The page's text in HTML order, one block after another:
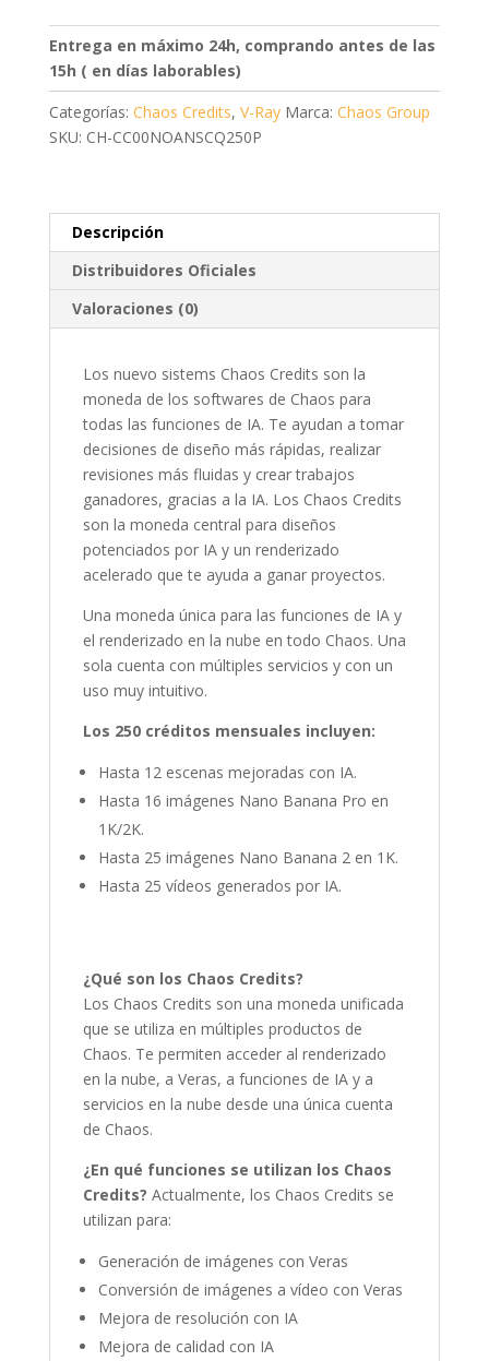
cantidad
Entrega en máximo 24h, comprando antes de las
15h ( en días laborables)
Categorías: Chaos Credits, V-Ray Marca: Chaos Group
SKU: CH-CC00NOANSCQ250P
Descripción
Distribuidores Oficiales
Valoraciones (0)
Los nuevo sistems Chaos Credits son la
moneda de los softwares de Chaos para
todas las funciones de IA. Te ayudan a tomar
decisiones de diseño más rápidas, realizar
revisiones más fluidas y crear trabajos
ganadores, gracias a la IA. Los Chaos Credits
son la moneda central para diseños
potenciados por IA y un renderizado
acelerado que te ayuda a ganar proyectos.
Una moneda única para las funciones de IA y
el renderizado en la nube en todo Chaos. Una
sola cuenta con múltiples servicios y con un
uso muy intuitivo.
Los 250 créditos mensuales incluyen:
Hasta 12 escenas mejoradas con IA.
Hasta 16 imágenes Nano Banana Pro en
1K/2K.
Hasta 25 imágenes Nano Banana 2 en 1K.
Hasta 25 vídeos generados por IA.
¿Qué son los Chaos Credits?
Los Chaos Credits son una moneda unificada
que se utiliza en múltiples productos de
Chaos. Te permiten acceder al renderizado
en la nube, a Veras, a funciones de IA y a
servicios en la nube desde una única cuenta
de Chaos.
¿En qué funciones se utilizan los Chaos
Credits? Actualmente, los Chaos Credits se
utilizan para:
Generación de imágenes con Veras
Conversión de imágenes a vídeo con Veras
Mejora de resolución con IA
Mejora de calidad con IA